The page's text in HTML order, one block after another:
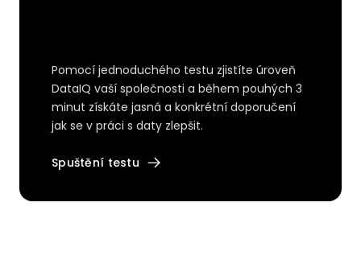
Pomocí jednoduchého testu zjistíte úroveň
DataIQ vaší společnosti a během pouhých 3
minut získáte jasná a konkrétní doporučení
jak se v práci s daty zlepšit.
Spuštění testu